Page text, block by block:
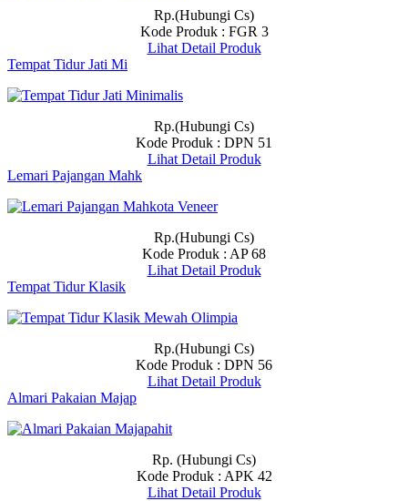
Rp.(Hubungi Cs)
Kode Produk : FGR 3
Lihat Detail Produk
Tempat Tidur Jati Mi
Rp.(Hubungi Cs)
Kode Produk : DPN 51
Lihat Detail Produk
Lemari Pajangan Mahk
Rp.(Hubungi Cs)
Kode Produk : AP 68
Lihat Detail Produk
Tempat Tidur Klasik
Rp.(Hubungi Cs)
Kode Produk : DPN 56
Lihat Detail Produk
Almari Pakaian Majap
Rp. (Hubungi Cs)
Kode Produk : APK 42
Lihat Detail Produk